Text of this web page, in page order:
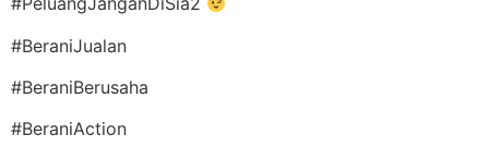
#BeraniJualan
#BeraniBerusaha
#BeraniAction